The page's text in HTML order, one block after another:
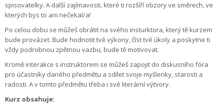
spisovatelky. A další zajímavosti, které ti rozšíří obzory ve směrech, ve
kterých bys to ani nečekal/a!
Po celou dobu se můžeš obrátit na svého insturktora, který tě kurzem
bude provázet. Bude hodnotit tvé výkony, číst tvé úkoly a poskytne ti
vždy podrobnou zpětnou vazbu, bude tě motivovat.
Kromě interakce s instruktorem se můžeš zapojit do diskusního fóra
pro účastníky daného předmětu a sdílet svoje myšlenky, starosti a
radosti. A v tomto předmětu třeba i své literární výtvory.
Kurz obsahuje: